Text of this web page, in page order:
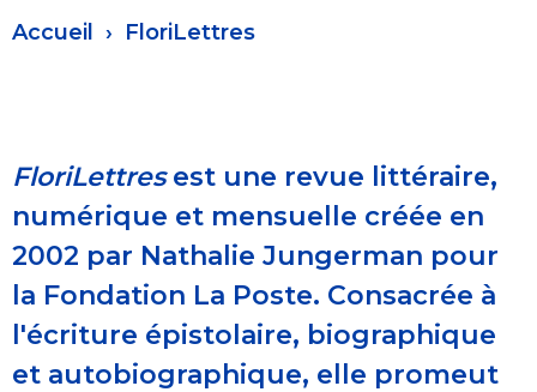
Fil
Accueil FloriLettres
FloriLettresest une revue littéraire,
numérique et mensuelle créée en
2002 par Nathalie Jungerman pour
la Fondation La Poste. Consacrée à
l'écriture épistolaire, biographique
et autobiographique, elle promeut